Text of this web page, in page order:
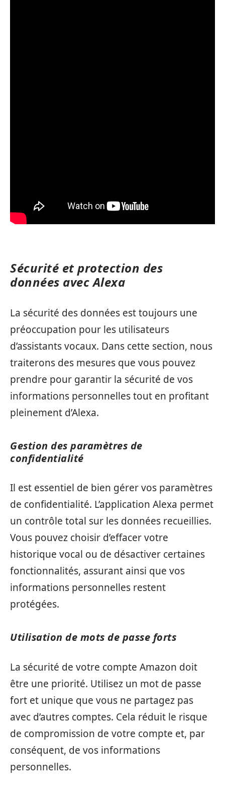
Sécurité et protection des
données avec Alexa
La sécurité des données est toujours une
préoccupation pour les utilisateurs
d’assistants vocaux. Dans cette section, nous
traiterons des mesures que vous pouvez
prendre pour garantir la sécurité de vos
informations personnelles tout en profitant
pleinement d’Alexa.
Gestion des paramètres de
confidentialité
Il est essentiel de bien gérer vos paramètres
de confidentialité. L’application Alexa permet
un contrôle total sur les données recueillies.
Vous pouvez choisir d’effacer votre
historique vocal ou de désactiver certaines
fonctionnalités, assurant ainsi que vos
informations personnelles restent
protégées.
Utilisation de mots de passe forts
La sécurité de votre compte Amazon doit
être une priorité. Utilisez un mot de passe
fort et unique que vous ne partagez pas
avec d’autres comptes. Cela réduit le risque
de compromission de votre compte et, par
conséquent, de vos informations
personnelles.